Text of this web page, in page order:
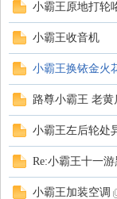
小霸王原地打轮
小霸王收音机
小霸王换铱金火
路尊小霸王 老黄
小霸王左后轮处
Re:小霸王十一
小霸王加装空调